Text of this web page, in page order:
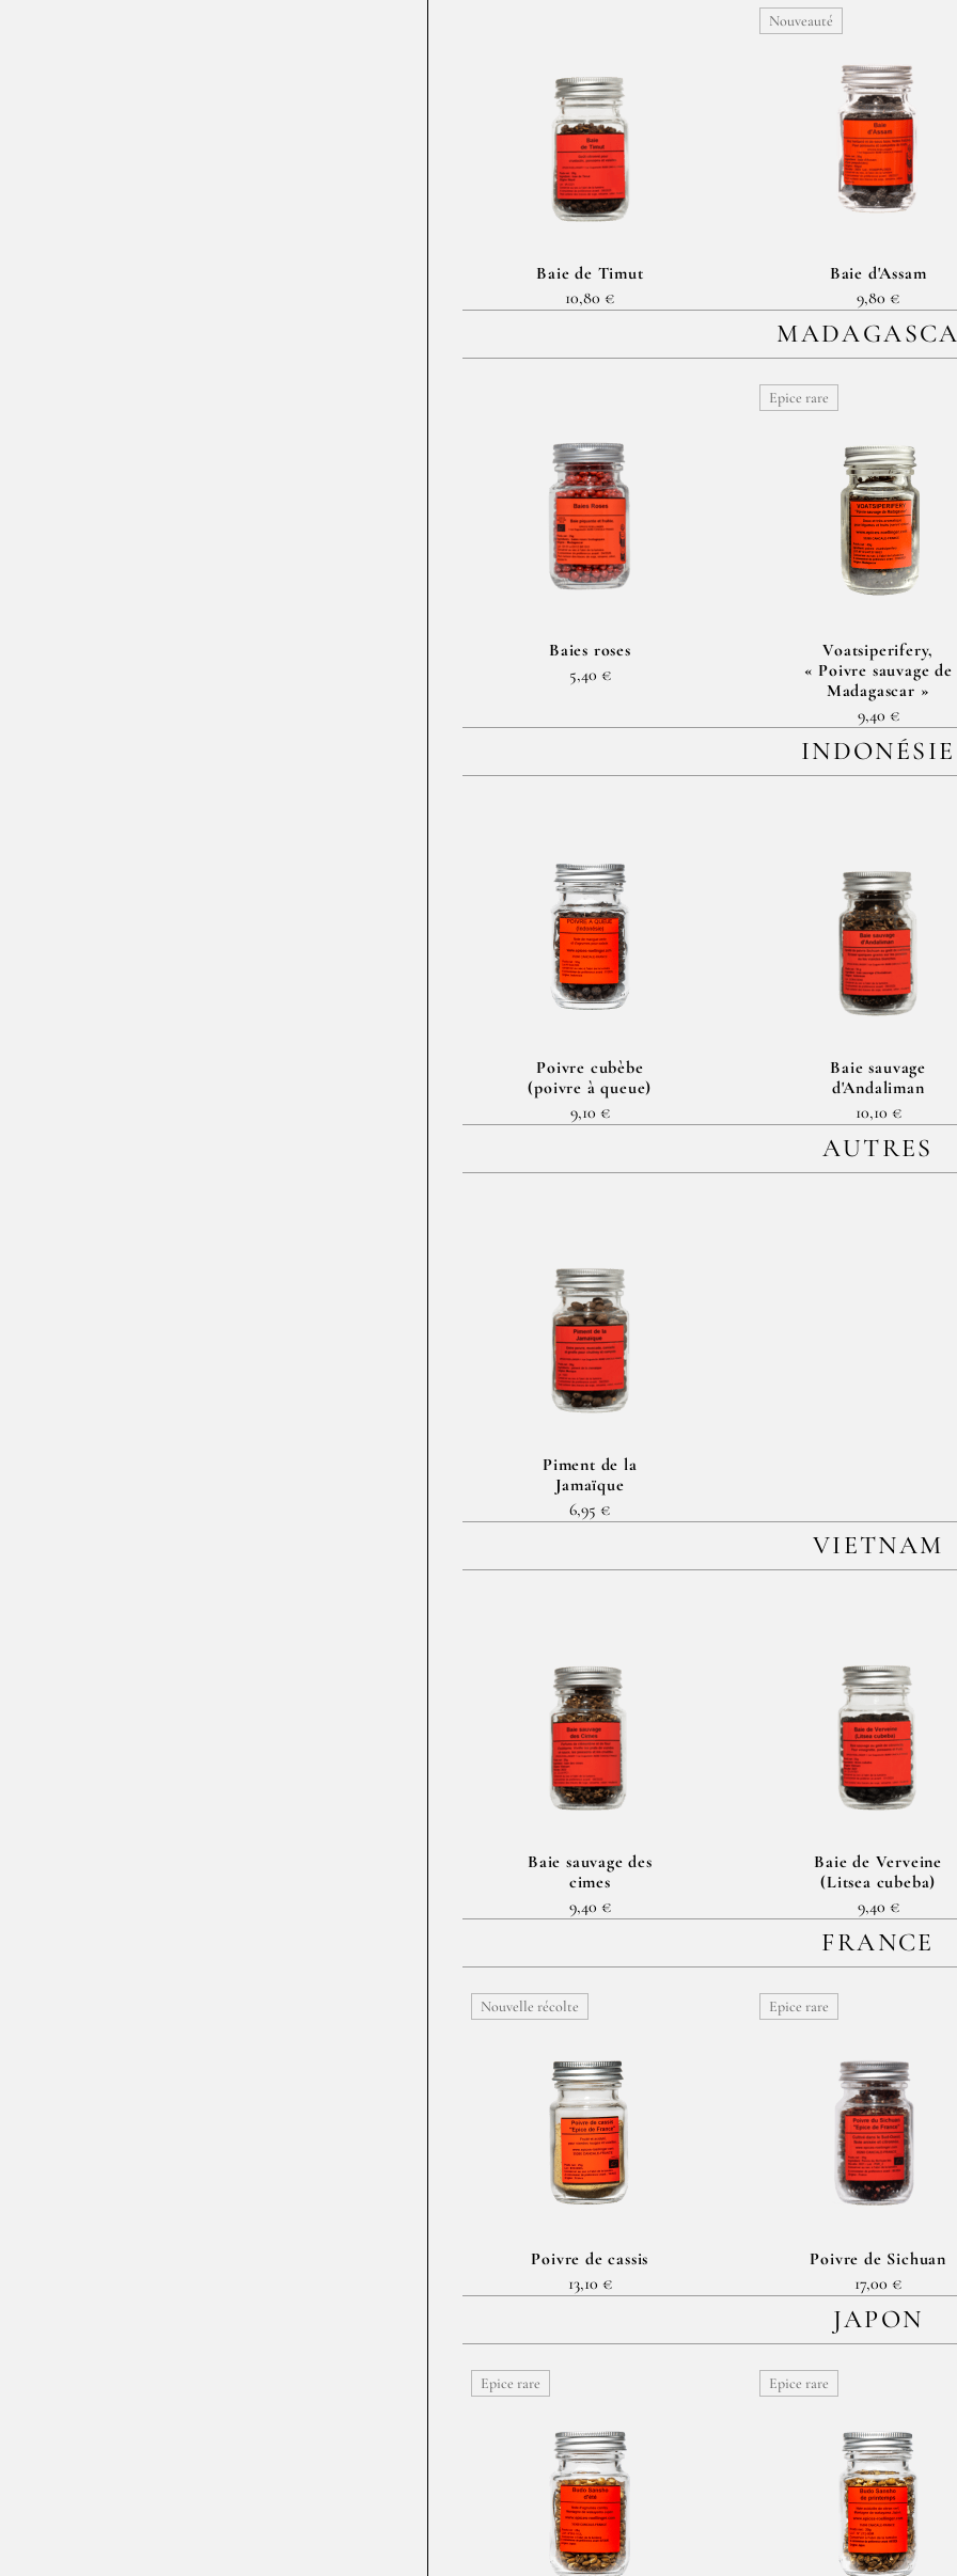
Baie de Timut
10,80 €
Nouveauté
Baie d'Assam
9,80 €
Baies roses
5,40 €
Epice rare
Voatsiperifery,
« Poivre sauvage de
Madagascar »
9,40 €
INDONÉSIE
Poivre cubèbe
(poivre à queue)
9,10 €
Baie sauvage
d'Andaliman
10,10 €
AUTRES
Piment de la
Jamaïque
6,95 €
VIETNAM
Baie sauvage des
cimes
9,40 €
Baie de Verveine
(Litsea cubeba)
9,40 €
FRANCE
Nouvelle récolte
Poivre de cassis
13,10 €
Epice rare
Poivre de Sichuan
17,00 €
JAPON
Epice rare Epice rare